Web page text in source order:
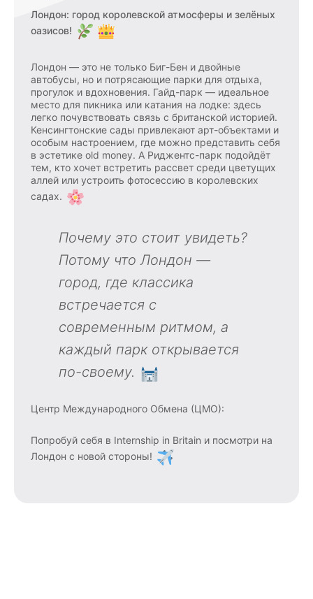
Лондон: город королевской атмосферы и зелёных
оазисов!
Лондон — это не только Биг-Бен и двойные
автобусы, но и потрясающие парки для отдыха,
прогулок и вдохновения. Гайд-парк — идеальное
место для пикника или катания на лодке: здесь
легко почувствовать связь с британской историей.
Кенсингтонские сады привлекают арт-объектами и
особым настроением, где можно представить себя
в эстетике old money. А Риджентс-парк подойдёт
тем, кто хочет встретить рассвет среди цветущих
аллей или устроить фотосессию в королевских
садах.
Почему это стоит увидеть?
Потому что Лондон —
город, где классика
встречается с
современным ритмом, а
каждый парк открывается
по-своему.
Центр Международного Обмена (ЦМО):
Попробуй себя в Internship in Britain и посмотри на
Лондон с новой стороны!